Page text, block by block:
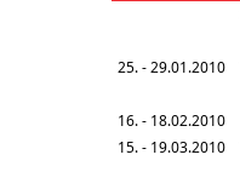
25. - 29.01.2010
16. - 18.02.2010
15. - 19.03.2010